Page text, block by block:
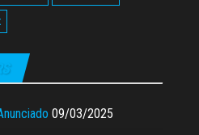
09/03/2025